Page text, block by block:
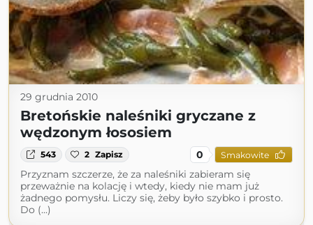
29 grudnia 2010
Bretońskie naleśniki gryczane z
wędzonym łososiem
543 2 Zapisz 0 Smakowite
Przyznam szczerze, że za naleśniki zabieram się
przeważnie na kolację i wtedy, kiedy nie mam już
żadnego pomysłu. Liczy się, żeby było szybko i prosto.
Do (...)